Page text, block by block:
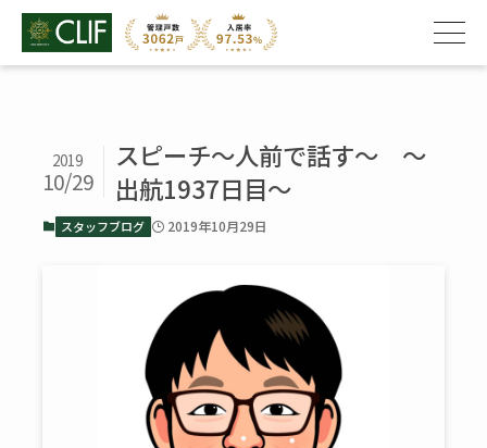
スピーチ～人前で話す～ 〜
出航1937日目〜
2019
10/29
スタッフブログ 2019年10月29日